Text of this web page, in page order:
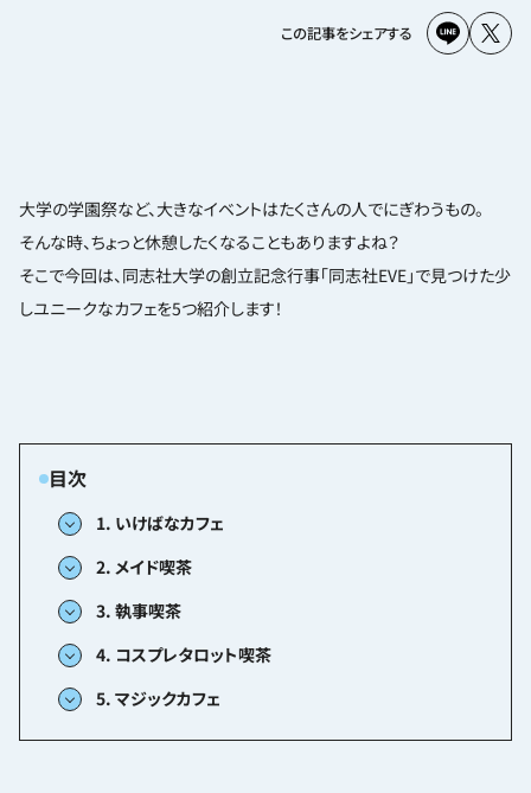
この記事をシェアする
大学の学園祭など、大きなイベントはたくさんの人でにぎわうもの。
そんな時、ちょっと休憩したくなることもありますよね？
そこで今回は、同志社大学の創立記念行事「同志社EVE」で見つけた少
しユニークなカフェを5つ紹介します！
1. いけばなカフェ
2. メイド喫茶
3. 執事喫茶
4. コスプレタロット喫茶
5. マジックカフェ